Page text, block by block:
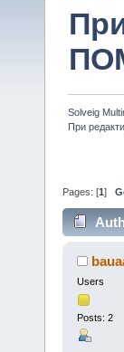
Solveig
При
Pages: [1 ]
Users
Posts: 2